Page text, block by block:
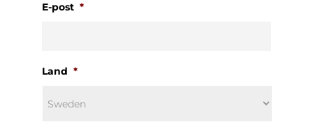
E-post *
Land *